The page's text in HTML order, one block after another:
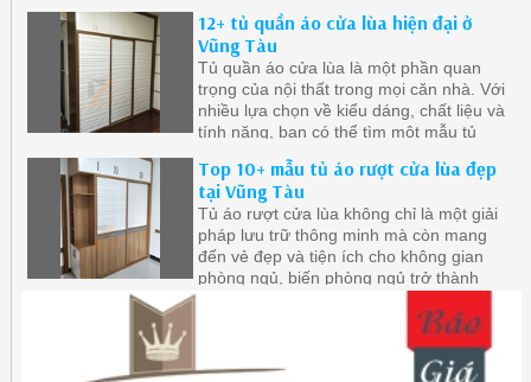
12+ tủ quần áo cửa lùa hiện đại ở
Vũng Tàu
Tủ quần áo cửa lùa là một phần quan
trọng của nội thất trong mọi căn nhà. Với
nhiều lựa chọn về kiểu dáng, chất liệu và
tính năng, bạn có thể tìm một mẫu tủ
sở thích của bạn.
Top 10+ mẫu tủ áo rượt cửa lùa đẹp
tại Vũng Tàu
Tủ áo rượt cửa lùa không chỉ là một giải
pháp lưu trữ thông minh mà còn mang
đến vẻ đẹp và tiện ích cho không gian
phòng ngủ, biến phòng ngủ trở thành